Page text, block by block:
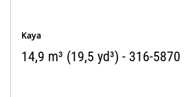
Kaya
14,9 m³ (19,5 yd³) - 316-5870